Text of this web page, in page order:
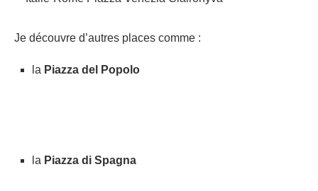
Je découvre d’autres places comme :
la Piazza del Popolo
la Piazza di Spagna